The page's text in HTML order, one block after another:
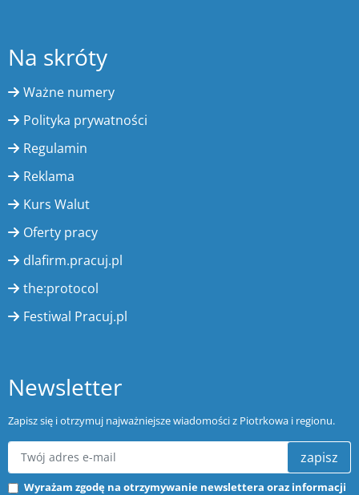
Na skróty
Ważne numery
Polityka prywatności
Regulamin
Reklama
Kurs Walut
Oferty pracy
dlafirm.pracuj.pl
the:protocol
Festiwal Pracuj.pl
Newsletter
Zapisz się i otrzymuj najważniejsze wiadomości z Piotrkowa i regionu.
zapisz
Wyrażam zgodę na otrzymywanie newslettera oraz informacji